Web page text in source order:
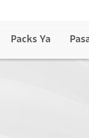
Packs Ya